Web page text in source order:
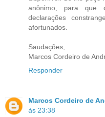
anônimo, para que
declarações
afortunados.
Saudações,
Marcos Cordeiro de
Responder
Marcos Cordeiro de
às 23:38